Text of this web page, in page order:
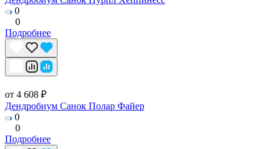
0
0
Подробнее
от 4 608 ₽
Дендробиум Санок Полар Файер
0
0
Подробнее